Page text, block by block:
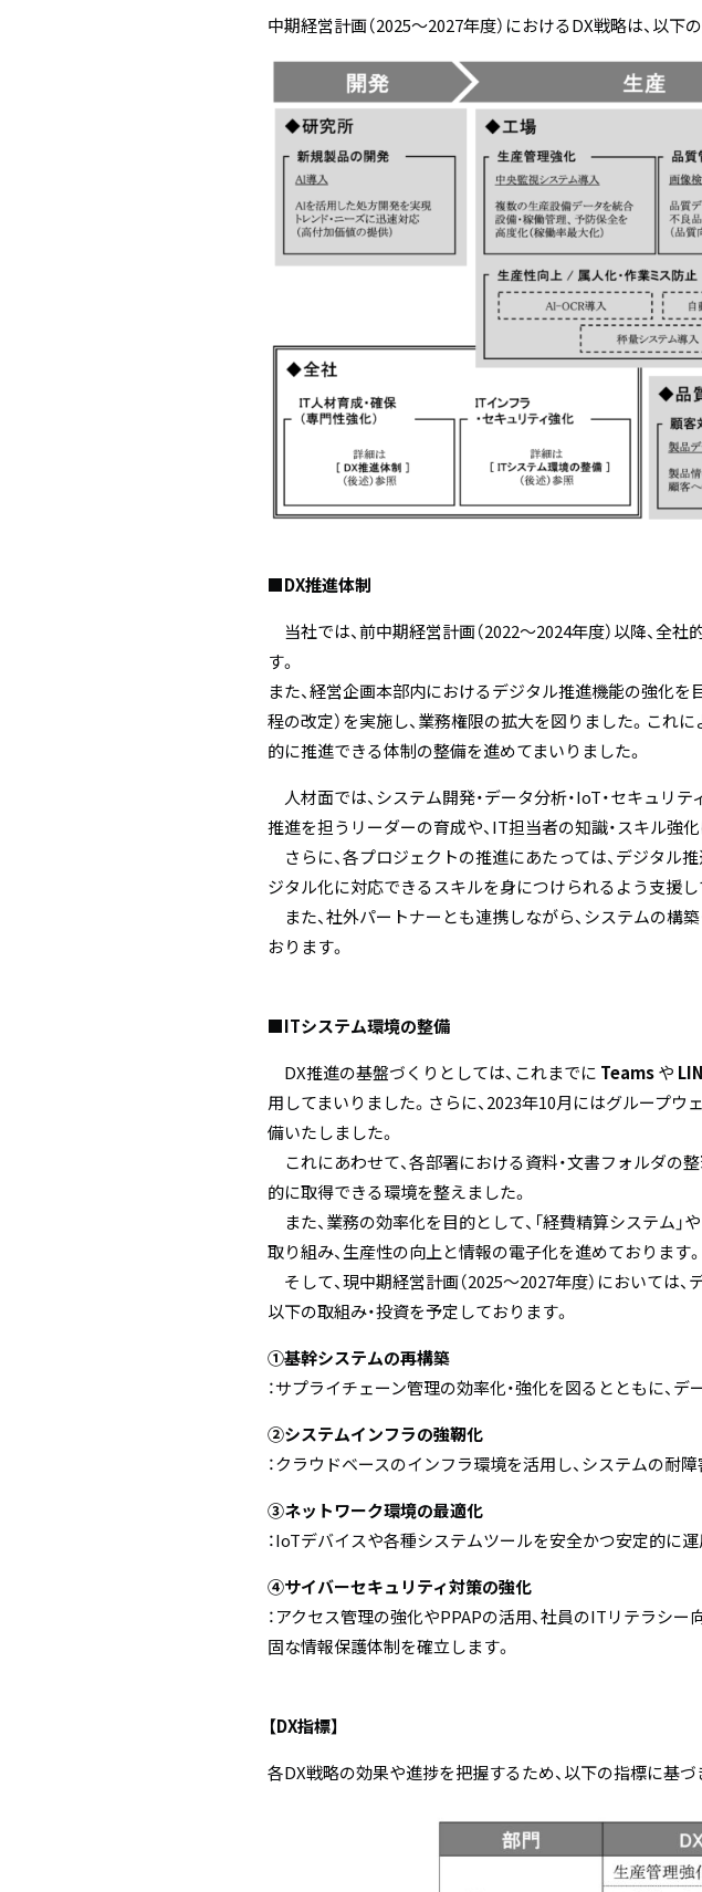
中期経営計画（2025～2027年度）におけるDX戦略は、以下
■DX推進体制
当社では、前中期経営計画（2022～2024年度）以降、全
す。
また、経営企画本部内におけるデジタル推進機能の強化を
程の改定）を実施し、業務権限の拡大を図りました。これ
的に推進できる体制の整備を進めてまいりました。
人材面では、システム開発・データ分析・IoT・セキュリ
推進を担うリーダーの育成や、IT担当者の知識・スキル強
さらに、各プロジェクトの推進にあたっては、デジタル
ジタル化に対応できるスキルを身につけられるよう支援し
また、社外パートナーとも連携しながら、システムの構
おります。
■ITシステム環境の整備
DX推進の基盤づくりとしては、これまでに Teamsや
用してまいりました。さらに、2023年10月にはグループ
備いたしました。
これにあわせて、各部署における資料・文書フォルダの
的に取得できる環境を整えました。
また、業務の効率化を目的として、「経費精算システム」
取り組み、生産性の向上と情報の電子化を進めております。
そして、現中期経営計画（2025～2027年度）においては
以下の取組み・投資を予定しております。
①基幹システムの再構築
：サプライチェーン管理の効率化・強化を図るとともに、デ
②システムインフラの強靭化
：クラウドベースのインフラ環境を活用し、システムの耐障
③ネットワーク環境の最適化
：IoTデバイスや各種システムツールを安全かつ安定的に
④サイバーセキュリティ対策の強化
：アクセス管理の強化やPPAPの活用、社員のITリテラシ
固な情報保護体制を確立します。
【DX指標】
各DX戦略の効果や進捗を把握するため、以下の指標に基